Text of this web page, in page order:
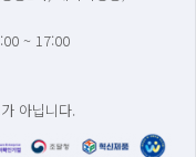
~ 17:00
아닙니다.